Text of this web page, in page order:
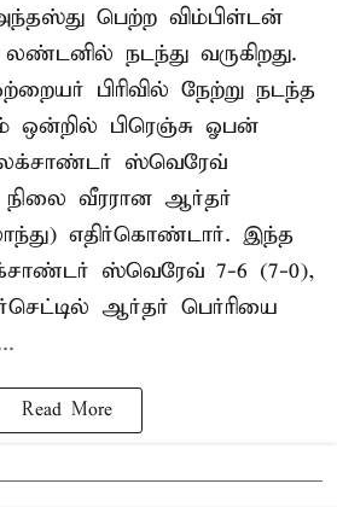
பெற்ற விம்பிள்டன்
நடந்து வருகிறது.
பிரிவில் நேற்று நடந்த
ஒன்றில் பிரெஞ்சு ஓபன்
ஸ்வெரேவ்
நிலை வீரரான ஆர்தர்
எதிர்கொண்டார். இந்த
ஸ்வெரேவ் 7-6 (7-0),
ஆர்தர் பெர்ரியை
Read More